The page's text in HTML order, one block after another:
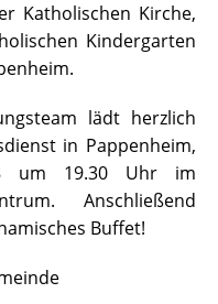
Katholischen Kirche,
Kindergarten
lädt herzlich
in Pappenheim,
um 19.30 Uhr im
Anschließend
Buffet!